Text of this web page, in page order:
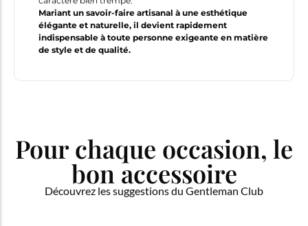
Mariant un savoir-faire artisanal à une esthétique
élégante et naturelle, il devient rapidement
indispensable à toute personne exigeante en matière
de style et de qualité.
Pour chaque occasion, le
bon accessoire
Découvrez les suggestions du Gentleman Club